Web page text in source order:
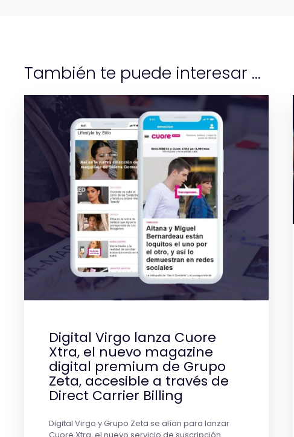
También te puede interesar ...
Digital Virgo lanza Cuore
Xtra, el nuevo magazine
digital premium de Grupo
Zeta, accesible a través de
Direct Carrier Billing
Digital Virgo y Grupo Zeta se alían para lanzar
Cuore Xtra, el nuevo servicio de suscripción